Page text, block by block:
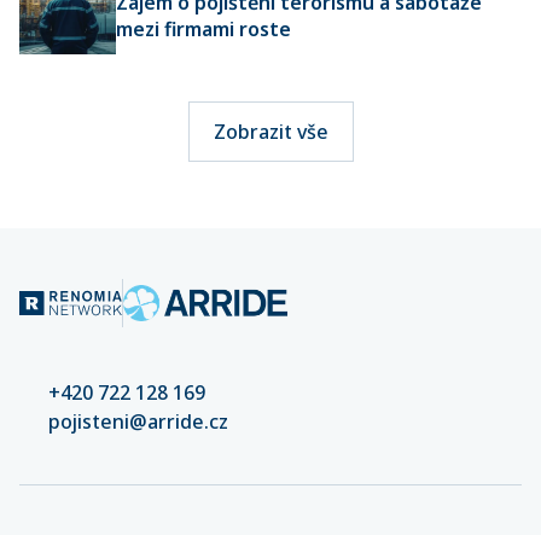
mezi firmami roste
Zobrazit vše
+420 722 128 169
pojisteni@arride.cz